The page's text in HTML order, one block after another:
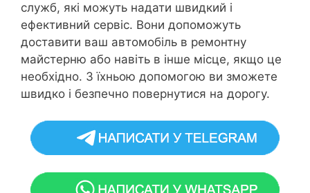
служб, які можуть надати швидкий і
ефективний сервіс. Вони допоможуть
доставити ваш автомобіль в ремонтну
майстерню або навіть в інше місце, якщо це
необхідно. З їхньою допомогою ви зможете
швидко і безпечно повернутися на дорогу.